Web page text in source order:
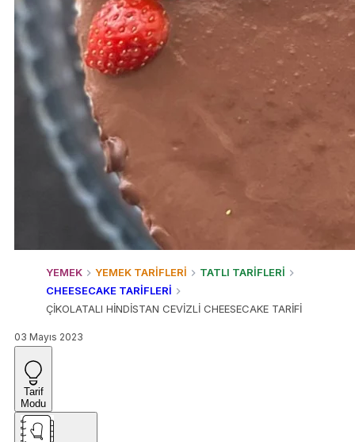
YEMEK YEMEK TARİFLERİ
TATLI TARİFLERİ
CHEESECAKE TARİFLERİ
ÇİKOLATALI HİNDİSTAN CEVİZLİ CHEESECAKE TARİFİ
03 Mayıs 2023
Tarif
Modu